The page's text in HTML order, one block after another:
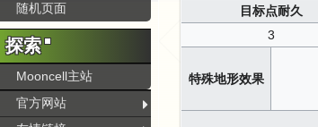
目标点耐久
3
特殊地形效果
随机页面
探索
Mooncell主站
官方网站